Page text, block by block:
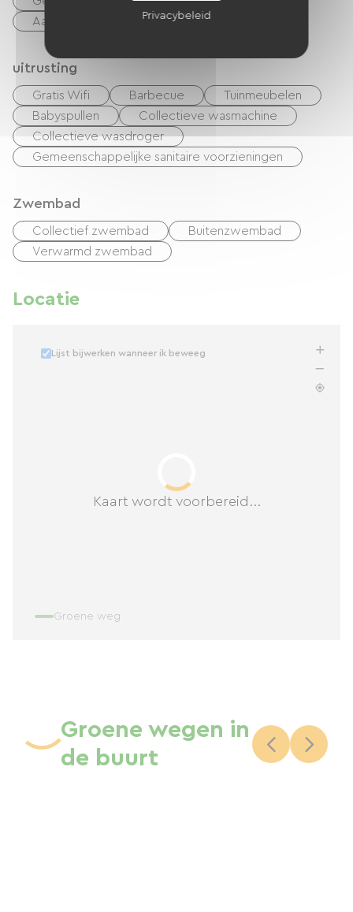
Aangepaste toiletten
uitrusting
Gratis Wifi Barbecue
Tuinmeubelen
Babyspullen
Collectieve wasmachine
Collectieve wasdroger
Gemeenschappelijke sanitaire voorzieningen
Zwembad
Collectief zwembad
Buitenzwembad
Verwarmd zwembad
Locatie
Kaart wordt voorbereid...
Lijst bijwerken wanneer ik beweeg
Groene weg
Groene wegen in
de buurt
Privacybeleid